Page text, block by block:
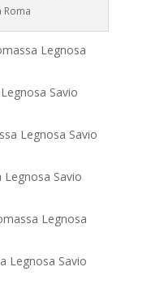
Roma
Legnosa
Savio
Legnosa Savio
Legnosa Savio
Legnosa
Legnosa Savio